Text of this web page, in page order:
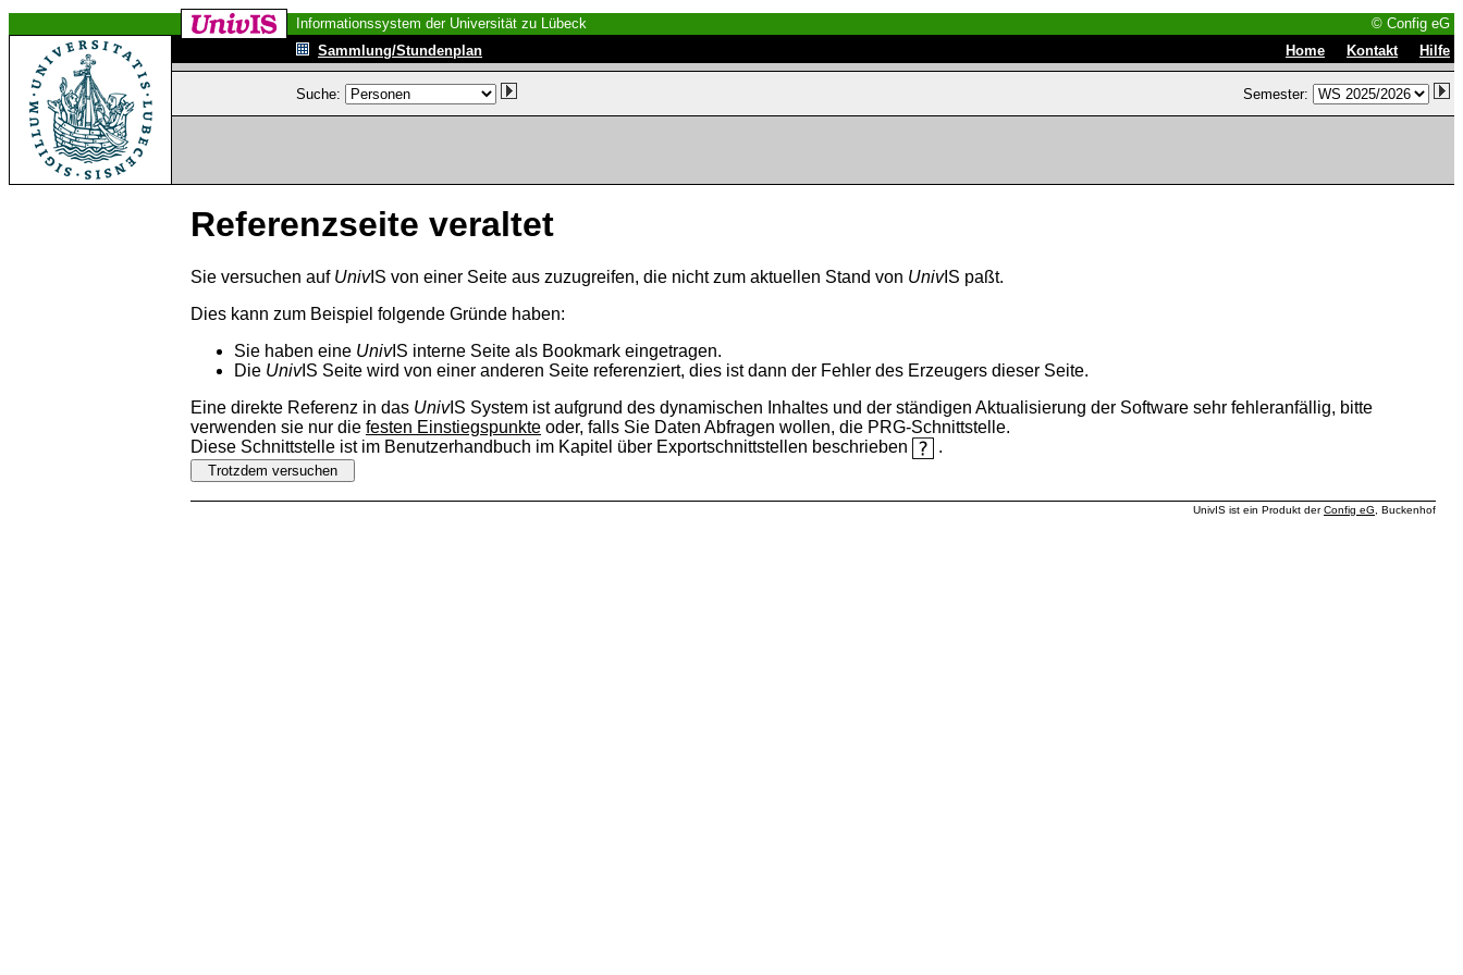
Informationssystem der Universität zu Lübeck
© Config eG
Sammlung/Stundenplan
Home Kontakt Hilfe
Suche: Semester:
Referenzseite veraltet
Sie versuchen auf UnivIS von einer Seite aus zuzugreifen, die nicht zum aktuellen Stand von UnivIS paßt.
Dies kann zum Beispiel folgende Gründe haben:
Sie haben eine UnivIS interne Seite als Bookmark eingetragen.
Die UnivIS Seite wird von einer anderen Seite referenziert, dies ist dann der Fehler des Erzeugers dieser Seite.
Eine direkte Referenz in das UnivIS System ist aufgrund des dynamischen Inhaltes und der ständigen Aktualisierung der Software sehr fehleranfällig, bitte
verwenden sie nur die festen Einstiegspunkte oder, falls Sie Daten Abfragen wollen, die PRG-Schnittstelle.
Diese Schnittstelle ist im Benutzerhandbuch im Kapitel über Exportschnittstellen beschrieben
.
UnivIS ist ein Produkt derConfig eG , Buckenhof